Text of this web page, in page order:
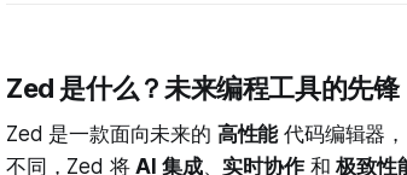
Zed 是什么？未来编程工具的先锋
Zed 是一款面向未来的 高性能代码编辑器
不同，Zed 将AI 集成、 实时协作和极致性